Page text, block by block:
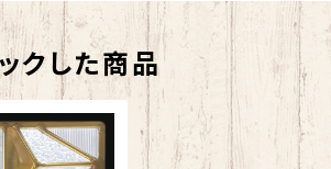
クした商品